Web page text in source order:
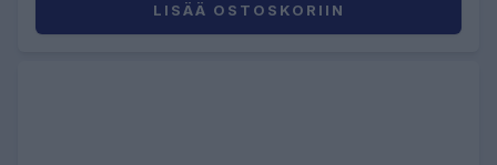
LISÄÄ OSTOSKORIIN